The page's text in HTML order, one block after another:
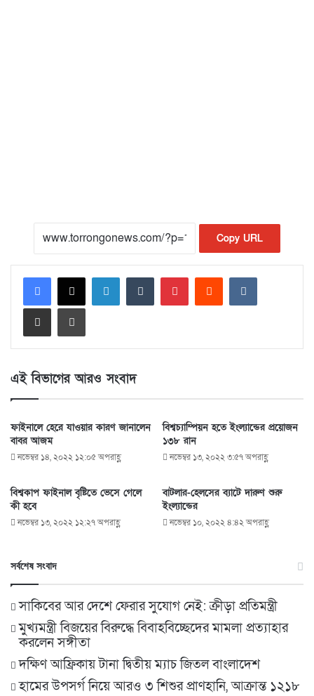
Copy URL
LinkedIn
এই বিভাগের আরও সংবাদ
ফাইনালে হেরে যাওয়ার কারণ জানালেন
বাবর আজম
নভেম্বর ১৪, ২০২২ ১২:০৫ অপরাহ্ণ
বিশ্বচ্যাম্পিয়ন হতে ইংল্যান্ডের প্রয়োজন
১৩৮ রান
নভেম্বর ১৩, ২০২২ ৩:৫৭ অপরাহ্ণ
বিশ্বকাপ ফাইনাল বৃষ্টিতে ভেসে গেলে
কী হবে
নভেম্বর ১৩, ২০২২ ১২:২৭ অপরাহ্ণ
বাটলার-হেলসের ব্যাটে দারুণ শুরু
ইংল্যান্ডের
নভেম্বর ১০, ২০২২ ৪:৪২ অপরাহ্ণ
সর্বশেষ সংবাদ
সাকিবের আর দেশে ফেরার সুযোগ নেই: ক্রীড়া প্রতিমন্ত্রী
মুখ্যমন্ত্রী বিজয়ের বিরুদ্ধে বিবাহবিচ্ছেদের মামলা প্রত্যাহার
করলেন সঙ্গীতা
দক্ষিণ আফ্রিকায় টানা দ্বিতীয় ম্যাচ জিতল বাংলাদেশ
হামের উপসর্গ নিয়ে আরও ৩ শিশুর প্রাণহানি, আক্রান্ত ১২১৮